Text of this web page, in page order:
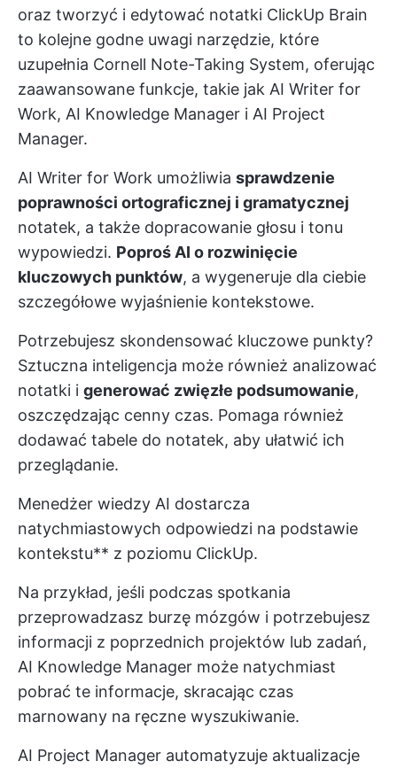
oraz tworzyć i edytować notatki ClickUp Brain
to kolejne godne uwagi narzędzie, które
uzupełnia Cornell Note-Taking System, oferując
zaawansowane funkcje, takie jak AI Writer for
Work, AI Knowledge Manager i AI Project
Manager.
AI Writer for Work umożliwia sprawdzenie
poprawności ortograficznej i gramatycznej
notatek, a także dopracowanie głosu i tonu
wypowiedzi. Poproś AI o rozwinięcie
kluczowych punktów, a wygeneruje dla ciebie
szczegółowe wyjaśnienie kontekstowe.
Potrzebujesz skondensować kluczowe punkty?
Sztuczna inteligencja może również analizować
notatki i generować zwięzłe podsumowanie,
oszczędzając cenny czas. Pomaga również
dodawać tabele do notatek, aby ułatwić ich
przeglądanie.
Menedżer wiedzy AI dostarcza
natychmiastowych odpowiedzi na podstawie
kontekstu** z poziomu ClickUp.
Na przykład, jeśli podczas spotkania
przeprowadzasz burzę mózgów i potrzebujesz
informacji z poprzednich projektów lub zadań,
AI Knowledge Manager może natychmiast
pobrać te informacje, skracając czas
marnowany na ręczne wyszukiwanie.
AI Project Manager automatyzuje aktualizacje